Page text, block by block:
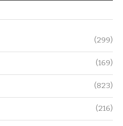
(299)
(169)
(823)
(216)